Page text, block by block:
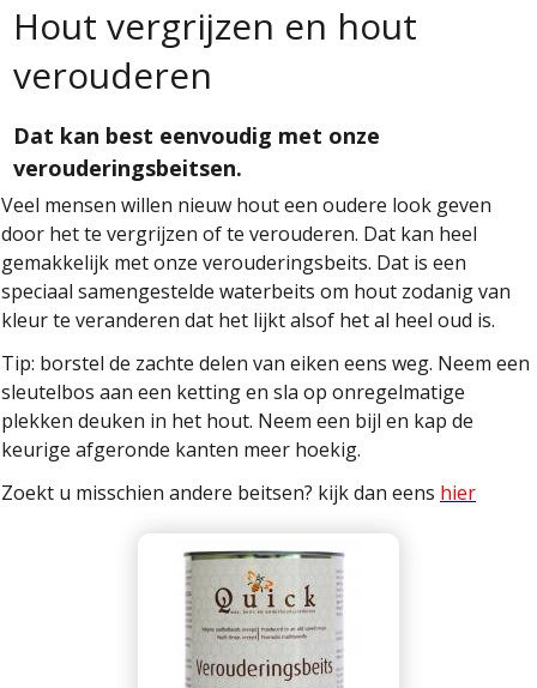
Hout vergrijzen en hout
verouderen
Dat kan best eenvoudig met onze
verouderingsbeitsen.
Veel mensen willen nieuw hout een oudere look geven
door het te vergrijzen of te verouderen. Dat kan heel
gemakkelijk met onze verouderingsbeits. Dat is een
speciaal samengestelde waterbeits om hout zodanig van
kleur te veranderen dat het lijkt alsof het al heel oud is.
Tip: borstel de zachte delen van eiken eens weg. Neem een
sleutelbos aan een ketting en sla op onregelmatige
plekken deuken in het hout. Neem een bijl en kap de
keurige afgeronde kanten meer hoekig.
Zoekt u misschien andere beitsen? kijk dan eens hier